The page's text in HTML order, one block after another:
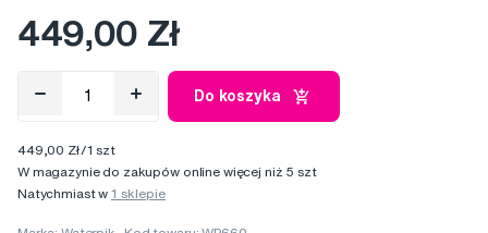
449,00 Zł
Do koszyka
449,00 Zł/1 szt
W magazynie do zakupów online więcej niż 5 szt
Natychmiast w1 sklepie